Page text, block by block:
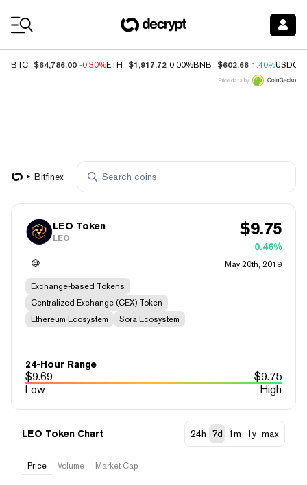
BTC $64,786.00 -0.30%ETH $1,917.72 0.00%BNB $602.66 1.40%USDC
Price data by
Bitfinex
LEO Token
LEO $9.75
0.46%
May 20th, 2019
Exchange-based Tokens
Centralized Exchange (CEX) Token
Ethereum Ecosystem
Sora Ecosystem
24-Hour Range
$9.69 $9.75
Low
High
LEO Token Chart 24h 7d 1m 1y max
Price Volume Market Cap